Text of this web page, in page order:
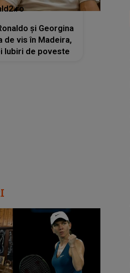
și Georgina
de vis în Madeira,
Iubiri de poveste